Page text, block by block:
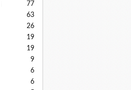
77
63
26
19
19
9
6
6